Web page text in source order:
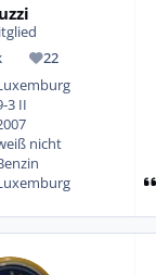
22
Reputation
3 II
nicht